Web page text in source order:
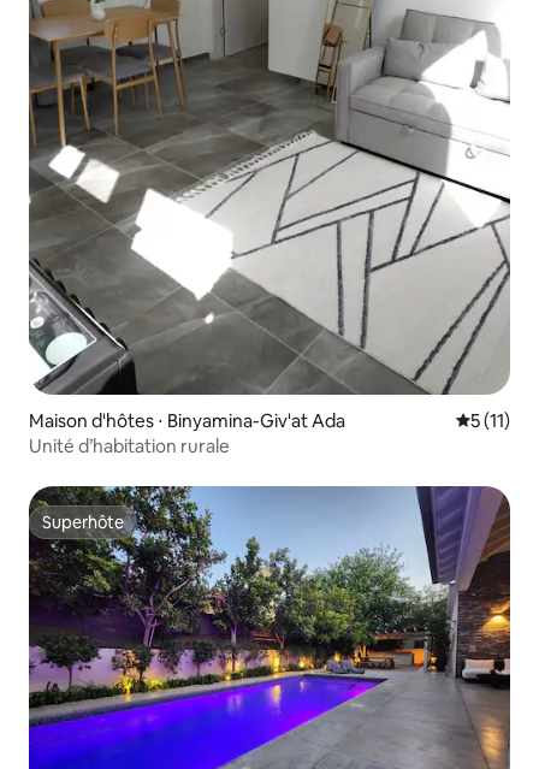
Maison d'hôtes ⋅ Binyamina-Giv'at Ada
5 (11)
Unité d’habitation rurale
Superhôte
Superhôte